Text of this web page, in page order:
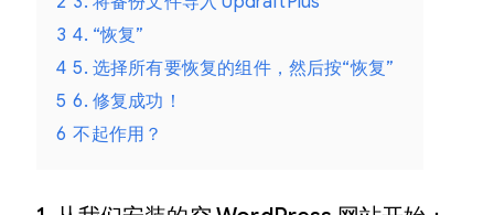
3 4. “恢复”
4 5. 选择所有要恢复的组件，然后按“恢复”
5 6. 修复成功！
6 不起作用？